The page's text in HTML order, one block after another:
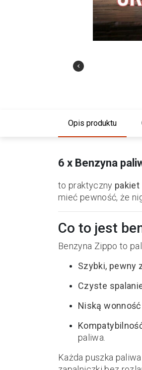
Opis produktu
6 x Benzyna
to praktyczny pakiet
mieć pewność, że
Co to jest
Benzyna Zippo to
Szybki, pewny
Czyste
Niską
paliwa.
Każda puszka